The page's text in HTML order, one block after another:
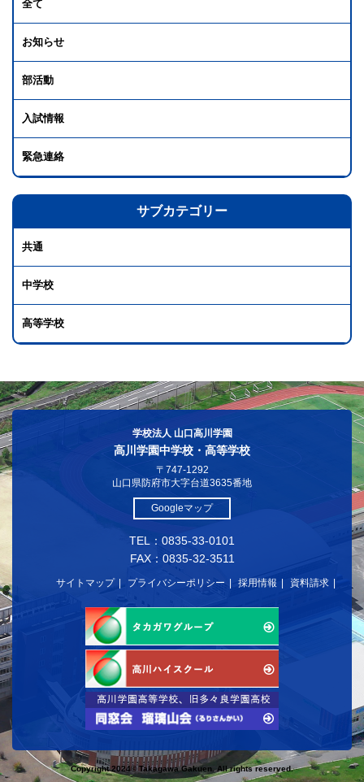
全て
お知らせ
部活動
入試情報
緊急連絡
サブカテゴリー
共通
中学校
高等学校
学校法人 山口高川学園
高川学園中学校・高等学校
〒747-1292
山口県防府市大字台道3635番地
Googleマップ
TEL：0835-33-0101
FAX：0835-32-3511
サイトマップ プライバシーポリシー 採用情報 資料請求
Copyright 2024© Takagawa Gakuen. All rights reserved.